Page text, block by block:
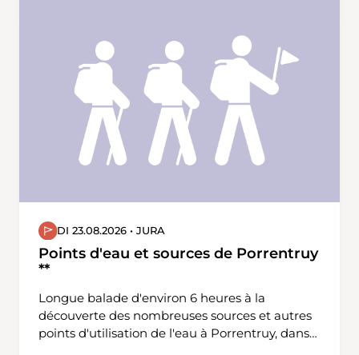
DI 23.08.2026 • JURA
Points d'eau et sources de Porrentruy
**
Longue balade d'environ 6 heures à la
découverte des nombreuses sources et autres
points d'utilisation de l'eau à Porrentruy, dans